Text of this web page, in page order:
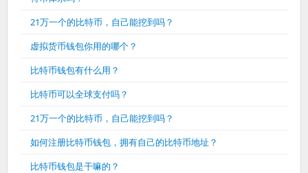
21万一个的比特币，自己能挖到吗？
虚拟货币钱包你用的哪个？
比特币钱包有什么用？
比特币可以全球支付吗？
21万一个的比特币，自己能挖到吗？
如何注册比特币钱包，拥有自己的比特币地址？
比特币钱包是干嘛的？